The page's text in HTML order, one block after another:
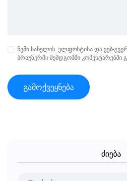
ჩემი სახელის. ელფოსტისა და ვებ-
ბრაუზერში შემდგომში კომენტარებში
ძიება